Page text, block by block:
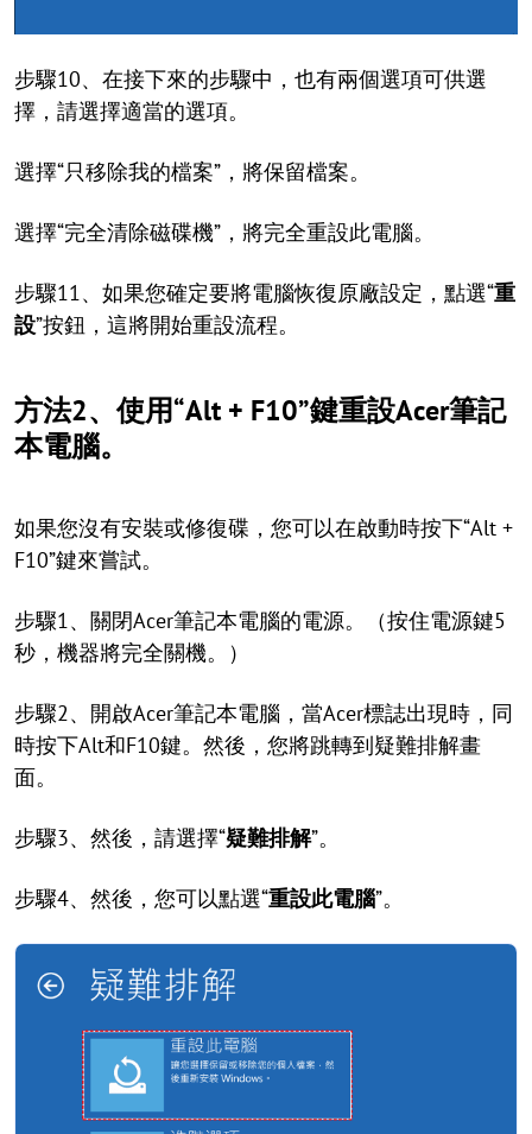
步驟10、在接下來的步驟中，也有兩個選項可供選
擇，請選擇適當的選項。
選擇“只移除我的檔案”，將保留檔案。
選擇“完全清除磁碟機”，將完全重設此電腦。
步驟11、如果您確定要將電腦恢復原廠設定，點選“重
設”按鈕，這將開始重設流程。
方法2、使用“Alt + F10”鍵重設Acer筆記
本電腦。
如果您沒有安裝或修復碟，您可以在啟動時按下“Alt +
F10”鍵來嘗試。
步驟1、關閉Acer筆記本電腦的電源。（按住電源鍵5
秒，機器將完全關機。）
步驟2、開啟Acer筆記本電腦，當Acer標誌出現時，同
時按下Alt和F10鍵。然後，您將跳轉到疑難排解畫
面。
步驟3、然後，請選擇“疑難排解”。
步驟4、然後，您可以點選“重設此電腦”。